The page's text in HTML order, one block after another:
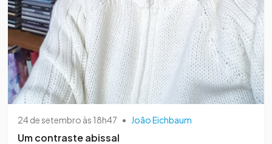
24 de setembro às 18h47 • João Eichbaum
Um contraste abissal